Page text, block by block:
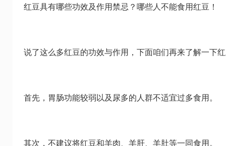
红豆具有哪些功效及作用禁忌？哪些人不能食用红豆！
说了这么多红豆的功效与作用，下面咱们再来了解一下
首先，胃肠功能较弱以及尿多的人群不适宜过多食用。
其次，不建议将红豆和羊肉、羊肝、羊肚等一同食用。